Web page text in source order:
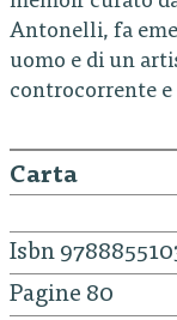
Antonelli, fa
uomo e di un
controcorrente
Carta
Isbn
Pagine 80